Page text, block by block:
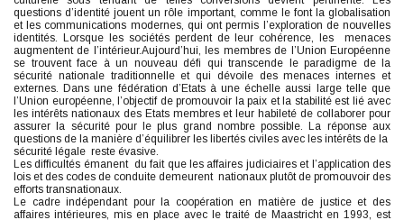
questions d’identité jouent un rôle important, comme le font la globalisation
et les communications modernes, qui ont permis l’exploration de nouvelles
identités. Lorsque les sociétés perdent de leur cohérence, les menaces
augmentent de l’intérieur.Aujourd’hui, les membres de l’Union Européenne
se trouvent face à un nouveau défi qui transcende le paradigme de la
sécurité nationale traditionnelle et qui dévoile des menaces internes et
externes. Dans une fédération d’Etats à une échelle aussi large telle que
l’Union européenne, l’objectif de promouvoir la paix et la stabilité est lié avec
les intérêts nationaux des Etats membres et leur habileté de collaborer pour
assurer la sécurité pour le plus grand nombre possible. La réponse aux
questions de la manière d’équilibrer les libertés civiles avec les intérêts de la
sécurité légale reste évasive.
Les difficultés émanent du fait que les affaires judiciaires et l’application des
lois et des codes de conduite demeurent nationaux plutôt de promouvoir des
efforts transnationaux.
Le cadre indépendant pour la coopération en matière de justice et des
affaires intérieures, mis en place avec le traité de Maastricht en 1993, est